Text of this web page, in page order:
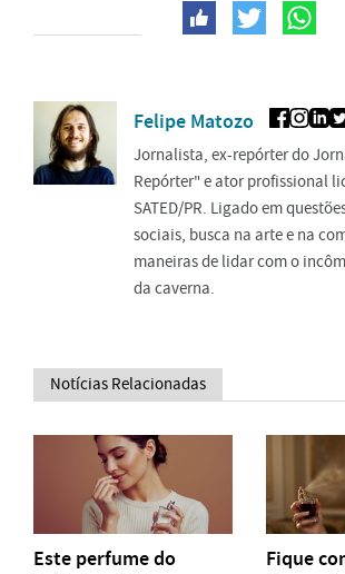
Felipe Matozo
Jornalista, ex-repórter do
Repórter" e ator profissional
SATED/PR. Ligado em
sociais, busca na arte e na
maneiras de lidar com o
da caverna.
Notícias Relacionadas
Este perfume do
Fique